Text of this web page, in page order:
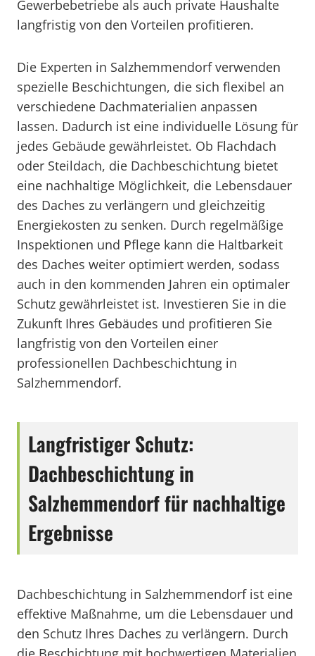
Gewerbebetriebe als auch private Haushalte
langfristig von den Vorteilen profitieren.
Die Experten in Salzhemmendorf verwenden
spezielle Beschichtungen, die sich flexibel an
verschiedene Dachmaterialien anpassen
lassen. Dadurch ist eine individuelle Lösung für
jedes Gebäude gewährleistet. Ob Flachdach
oder Steildach, die Dachbeschichtung bietet
eine nachhaltige Möglichkeit, die Lebensdauer
des Daches zu verlängern und gleichzeitig
Energiekosten zu senken. Durch regelmäßige
Inspektionen und Pflege kann die Haltbarkeit
des Daches weiter optimiert werden, sodass
auch in den kommenden Jahren ein optimaler
Schutz gewährleistet ist. Investieren Sie in die
Zukunft Ihres Gebäudes und profitieren Sie
langfristig von den Vorteilen einer
professionellen Dachbeschichtung in
Salzhemmendorf.
Langfristiger Schutz:
Dachbeschichtung in
Salzhemmendorf für nachhaltige
Ergebnisse
Dachbeschichtung in Salzhemmendorf ist eine
effektive Maßnahme, um die Lebensdauer und
den Schutz Ihres Daches zu verlängern. Durch